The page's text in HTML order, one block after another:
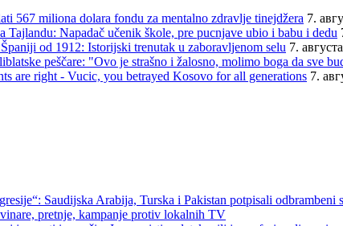
567 miliona dolara fondu za mentalno zdravlje tinejdžera 7.
Tajlandu: Napadač učenik škole, pre pucnjave ubio i babu i dedu
od 1912: Istorijski trenutak u zaboravljenom selu 7.
peščare: "Ovo je strašno i žalosno, molimo boga da sve
are right - Vucic, you betrayed Kosovo for all generations 7.
Saudijska Arabija, Turska i Pakistan potpisali odbrambeni
pretnje, kampanje protiv lokalnih TV